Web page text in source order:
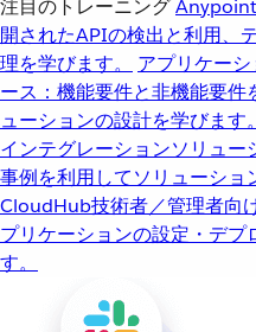
注目のトレーニング
開されたAPIの検出と利用、
理を学びます。
アプリケー
ース：機能要件と非機能要件
ューションの設計を学びます。
インテグレーションソリュー
事例を利用してソリューショ
CloudHub技術者／管理者向
プリケーションの設定・デプ
す。